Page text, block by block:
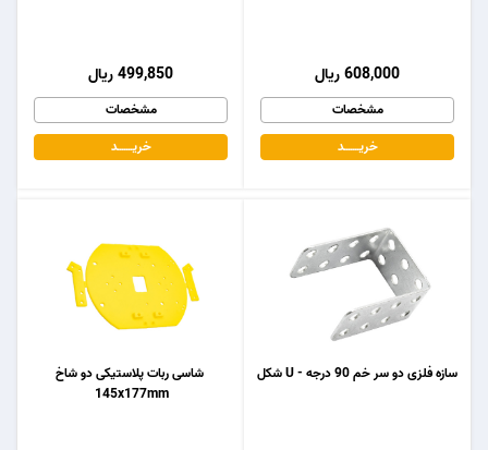
499,850 ریال
مشخصات
خریـــــــد
608,000 ریال
مشخصات
خریـــــــد
شاسی ربات پلاستیکی دو شاخ
145x177mm
سازه فلزی دو سر خم 90 درجه - U شکل